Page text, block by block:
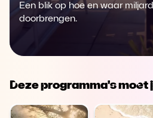
Een blik op hoe en waar
doorbrengen.
Deze programma's moet